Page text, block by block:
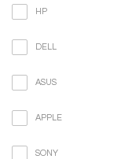
HP
DELL
ASUS
APPLE
SONY